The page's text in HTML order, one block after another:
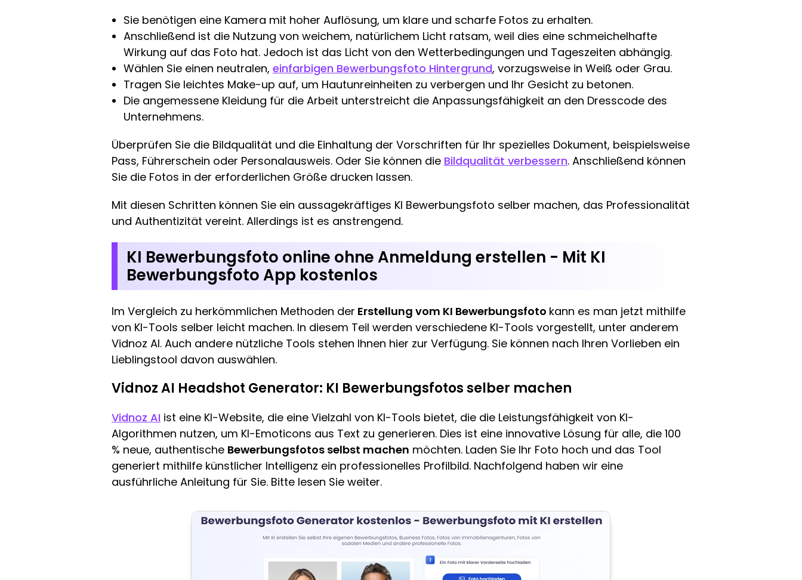
Sie benötigen eine Kamera mit hoher Auflösung, um klare und scharfe Fotos zu erhalten.
Anschließend ist die Nutzung von weichem, natürlichem Licht ratsam, weil dies eine schmeichelhafte
Wirkung auf das Foto hat. Jedoch ist das Licht von den Wetterbedingungen und Tageszeiten abhängig.
Wählen Sie einen neutralen, einfarbigen Bewerbungsfoto Hintergrund, vorzugsweise in Weiß oder Grau.
Tragen Sie leichtes Make-up auf, um Hautunreinheiten zu verbergen und Ihr Gesicht zu betonen.
Die angemessene Kleidung für die Arbeit unterstreicht die Anpassungsfähigkeit an den Dresscode des
Unternehmens.
Überprüfen Sie die Bildqualität und die Einhaltung der Vorschriften für Ihr spezielles Dokument, beispielsweise
Pass, Führerschein oder Personalausweis. Oder Sie können die Bildqualität verbessern. Anschließend können
Sie die Fotos in der erforderlichen Größe drucken lassen.
Mit diesen Schritten können Sie ein aussagekräftiges KI Bewerbungsfoto selber machen, das Professionalität
und Authentizität vereint. Allerdings ist es anstrengend.
KI Bewerbungsfoto online ohne Anmeldung erstellen - Mit KI
Bewerbungsfoto App kostenlos
Im Vergleich zu herkömmlichen Methoden der Erstellung vom KI Bewerbungsfoto kann es man jetzt mithilfe
von KI-Tools selber leicht machen. In diesem Teil werden verschiedene KI-Tools vorgestellt, unter anderem
Vidnoz AI. Auch andere nützliche Tools stehen Ihnen hier zur Verfügung. Sie können nach Ihren Vorlieben ein
Lieblingstool davon auswählen.
Vidnoz AI Headshot Generator: KI Bewerbungsfotos selber machen
Vidnoz AI ist eine KI-Website, die eine Vielzahl von KI-Tools bietet, die die Leistungsfähigkeit von KI-
Algorithmen nutzen, um KI-Emoticons aus Text zu generieren. Dies ist eine innovative Lösung für alle, die 100
% neue, authentische Bewerbungsfotos selbst machen möchten. Laden Sie Ihr Foto hoch und das Tool
generiert mithilfe künstlicher Intelligenz ein professionelles Profilbild. Nachfolgend haben wir eine
ausführliche Anleitung für Sie. Bitte lesen Sie weiter.